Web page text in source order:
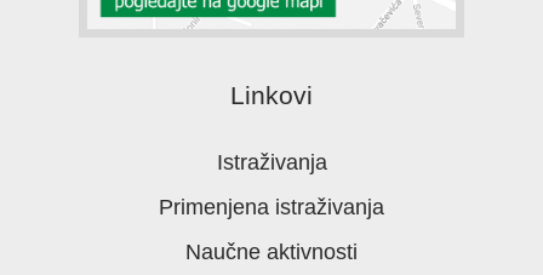
Linkovi
Istraživanja
Primenjena istraživanja
Naučne aktivnosti